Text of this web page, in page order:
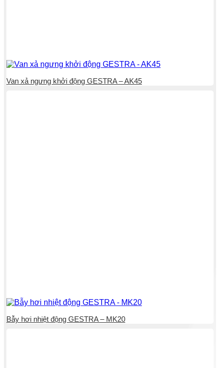
Van xả ngưng khởi động GESTRA – AK45
Bẫy hơi nhiệt động GESTRA – MK20